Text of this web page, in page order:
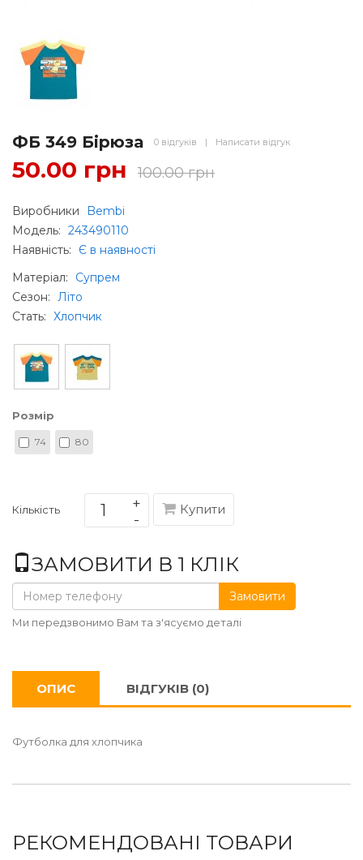
ФБ 349 Бірюза 0 відгуків | Написати відгук
50.00 грн 100.00 грн
Виробники
Bembi
Модель: 243490110
Наявність:
Є в наявності
Матеріал:
Супрем
Сезон: Літо
Стать: Хлопчик
Розмір
74 80
Кількість Купити
ЗАМОВИТИ В 1 КЛІК
Замовити
Ми передзвонимо Вам та з'ясуємо деталі
ОПИС ВІДГУКІВ (0)
Футболка для хлопчика
РЕКОМЕНДОВАНІ ТОВАРИ